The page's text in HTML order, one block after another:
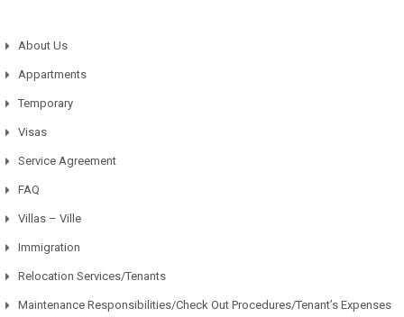
About Us
Appartments
Temporary
Visas
Service Agreement
FAQ
Villas – Ville
Immigration
Relocation Services/Tenants
Maintenance Responsibilities/Check Out Procedures/Tenant’s Expenses